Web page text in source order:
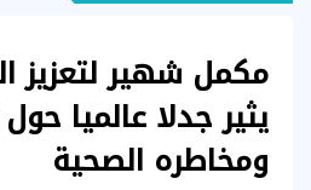
مكمل شهير لتعزيز
يثير جدلا عالميا
ومخاطره الصحية